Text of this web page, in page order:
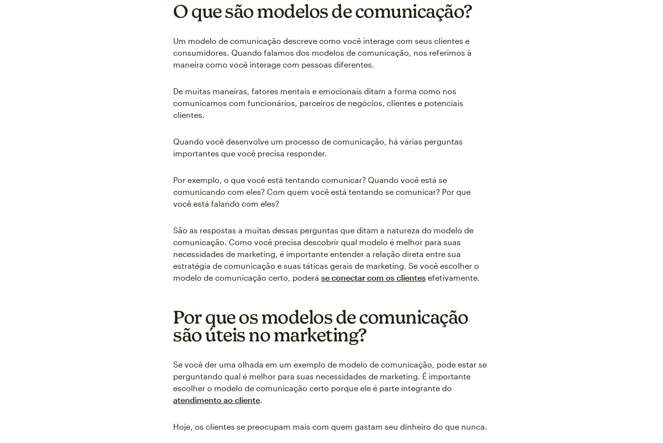
O que são modelos de comunicação?
Um modelo de comunicação descreve como você interage com seus clientes e
consumidores. Quando falamos dos modelos de comunicação, nos referimos à
maneira como você interage com pessoas diferentes.
De muitas maneiras, fatores mentais e emocionais ditam a forma como nos
comunicamos com funcionários, parceiros de negócios, clientes e potenciais
clientes.
Quando você desenvolve um processo de comunicação, há várias perguntas
importantes que você precisa responder.
Por exemplo, o que você está tentando comunicar? Quando você está se
comunicando com eles? Com quem você está tentando se comunicar? Por que
você está falando com eles?
São as respostas a muitas dessas perguntas que ditam a natureza do modelo de
comunicação. Como você precisa descobrir qual modelo é melhor para suas
necessidades de marketing, é importante entender a relação direta entre sua
estratégia de comunicação e suas táticas gerais de marketing. Se você escolher o
modelo de comunicação certo, poderá se conectar com os clientes efetivamente.
Por que os modelos de comunicação
são úteis no marketing?
Se você der uma olhada em um exemplo de modelo de comunicação, pode estar se
perguntando qual é melhor para suas necessidades de marketing. É importante
escolher o modelo de comunicação certo porque ele é parte integrante do
atendimento ao cliente.
Hoje, os clientes se preocupam mais com quem gastam seu dinheiro do que nunca.